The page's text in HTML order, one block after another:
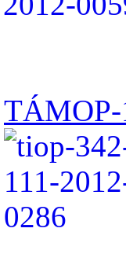
TÁMOP-